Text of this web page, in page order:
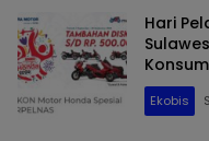
Hari
Ekobis